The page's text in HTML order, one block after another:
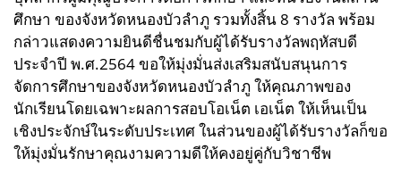
ศึกษา ของจังหวัดหนองบัวลำภู รวมทั้งสิ้น 8 รางวัล พร้อม
กล่าวแสดงความยินดีชื่นชมกับผู้ได้รับรางวัลพฤหัสบดี
ประจำปี พ.ศ.2564 ขอให้มุ่งมั่นส่งเสริมสนับสนุนการ
จัดการศึกษาของจังหวัดหนองบัวลำภู ให้คุณภาพของ
นักเรียนโดยเฉพาะผลการสอบโอเน็ต เอเน็ต ให้เห็นเป็น
เชิงประจักษ์ในระดับประเทศ ในส่วนของผู้ได้รับรางวัลก็ขอ
ให้มุ่งมั่นรักษาคุณงามความดีให้คงอยู่คู่กับวิชาชีพ